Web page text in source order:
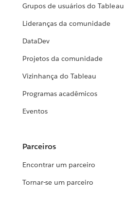
Grupos de usuários do Tableau
Lideranças da comunidade
DataDev
Projetos da comunidade
Vizinhança do Tableau
Programas acadêmicos
Eventos
Parceiros
Encontrar um parceiro
Tornar-se um parceiro